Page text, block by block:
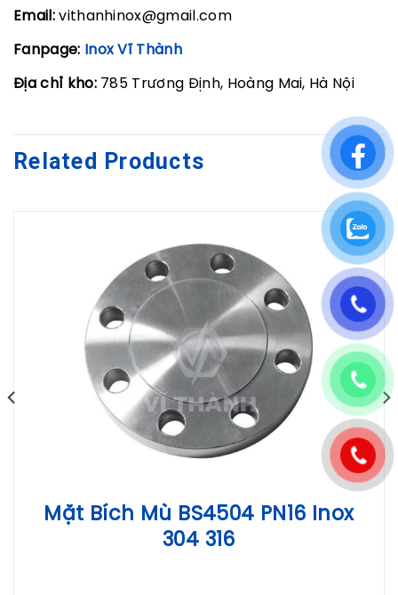
Email:vithanhinox@gmail.com
Fanpage: Inox Vĩ Thành
Địa chỉ kho:785 Trương Định, Hoàng Mai, Hà Nội
Related Products
Mặt Bích Mù BS4504 PN16 Inox
304 316